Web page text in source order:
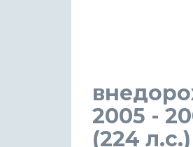
2005 -
(224